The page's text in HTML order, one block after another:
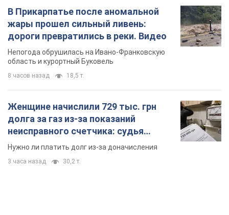
В Прикарпатье после аномальной
жары прошел сильный ливень:
дороги превратились в реки. Видео
Непогода обрушилась на Ивано-Франковскую
область и курортный Буковель
8 часов назад 18,5 т.
Женщине начислили 729 тыс. грн
долга за газ из-за показаний
неисправного счетчика: судья
вынес неожиданное решение
Нужно ли платить долг из-за доначисления
3 часа назад 30,2 т.